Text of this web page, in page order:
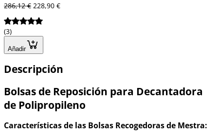
286,12 € 228,90 €
(3)
Añadir
Descripción
Bolsas de Reposición para Decantadora
de Polipropileno
Características de las Bolsas Recogedoras de Mestra: